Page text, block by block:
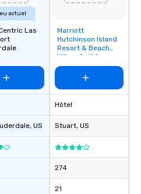
actuel
Las
, US
Removed from
favorites
Marriott
Hutchinson Island
Resort & Beach
Villas, Golf &
Marina
Hôtel
Stuart, US
274
21